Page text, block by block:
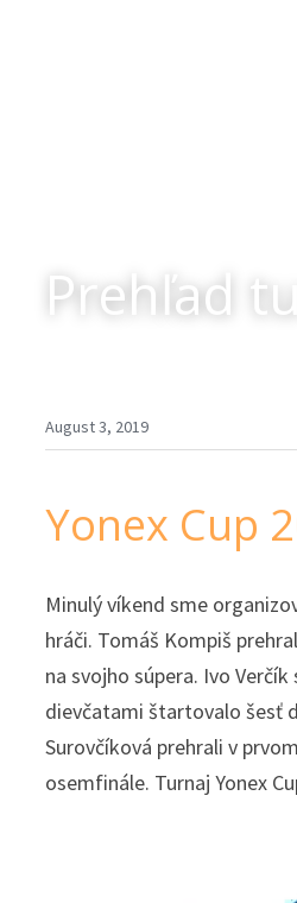
Prehľad
August 3, 2019
Yonex Cup
Minulý víkend sme
hráči. Tomáš Kompiš
na svojho súpera. Ivo
dievčatami štartovalo šesť
Surovčíková prehrali v
osemfinále. Turnaj Yonex